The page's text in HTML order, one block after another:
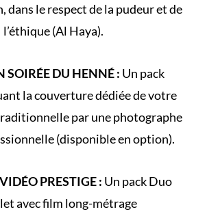
dans le respect de la pudeur et de
l’éthique (Al Haya).
SOIRÉE DU HENNÉ : Un pack
la couverture dédiée de votre
par une photographe
(disponible en option).
PRESTIGE : Un pack Duo
avec film long-métrage